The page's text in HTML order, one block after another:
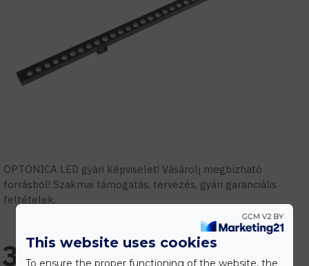
OPTONICA LED gyári képviselet! Vásárolj megbízható
forrásból! Szakmai támogatás, tervezés, gyári garanciális
feltételek.
30.278 Ft
This website uses cookies
To ensure the proper functioning of the website, the